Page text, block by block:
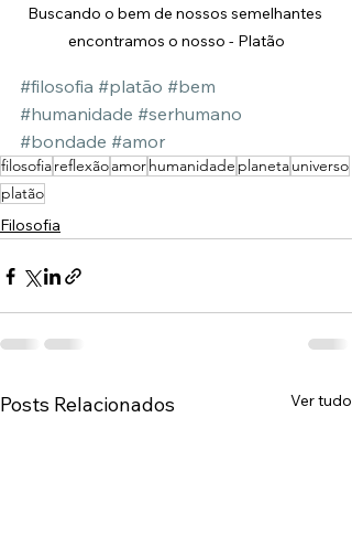
Buscando o bem de nossos semelhantes
encontramos o nosso - Platão
#filosofia #platão #bem
#humanidade #serhumano
#bondade #amor
filosofiareflexãoamorhumanidade planetauniverso
platão
Filosofia
Posts Relacionados Ver tudo